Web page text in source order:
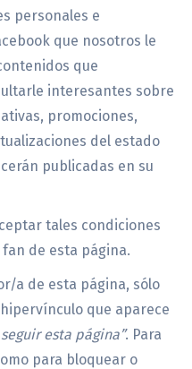
personales e
que nosotros le
que
interesantes sobre
promociones,
del estado
publicadas en su
tales condiciones
de esta página.
a de esta página, sólo
que aparece
seguir esta página”. Para
para bloquear o